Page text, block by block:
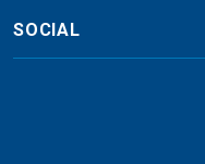
SOCIAL